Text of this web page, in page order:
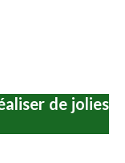
de jolies